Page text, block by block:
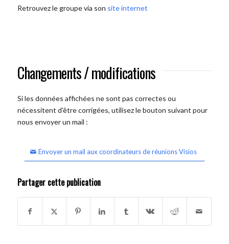
Retrouvez le groupe via son site internet
Changements / modifications
Si les données affichées ne sont pas correctes ou
nécessitent d'être corrigées, utilisez le bouton suivant pour
nous envoyer un mail :
Envoyer un mail aux coordinateurs de réunions Visios
Partager cette publication